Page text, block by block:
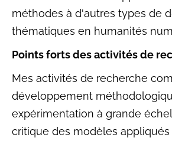
méthodes à d'autres types de
thématiques en humanités
Points forts des activités de
Mes activités de recherche
développement
expérimentation à grande
critique des modèles appliqués